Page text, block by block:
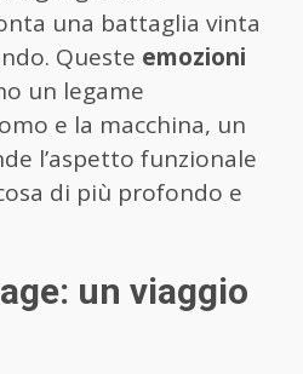
una battaglia vinta
Queste emozioni
un legame
e la macchina, un
l’aspetto funzionale
di più profondo e
un viaggio